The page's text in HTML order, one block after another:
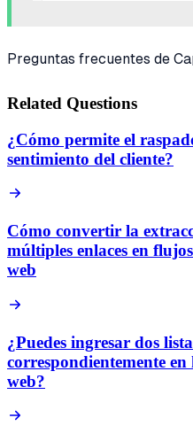
Preguntas frecuentes de
Related Questions
¿Cómo permite el
sentimiento del cliente?
Cómo convertir la
múltiples enlaces en
web
¿Puedes ingresar dos
correspondientemente
web?